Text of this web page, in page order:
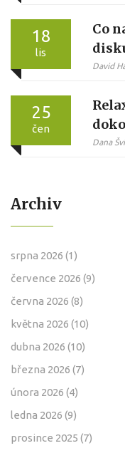
18
lis
Co
David
25
čen
Dana
Archiv
srpna 2026 (1)
července 2026 (9)
června 2026 (8)
května 2026 (10)
dubna 2026 (10)
března 2026 (7)
února 2026 (4)
ledna 2026 (9)
prosince 2025 (7)